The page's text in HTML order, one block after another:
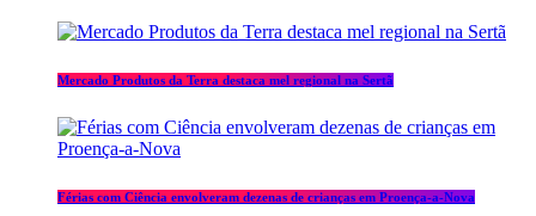
Mercado Produtos da Terra destaca mel regional na Sertã
Férias com Ciência envolveram dezenas de crianças em Proença-a-Nova